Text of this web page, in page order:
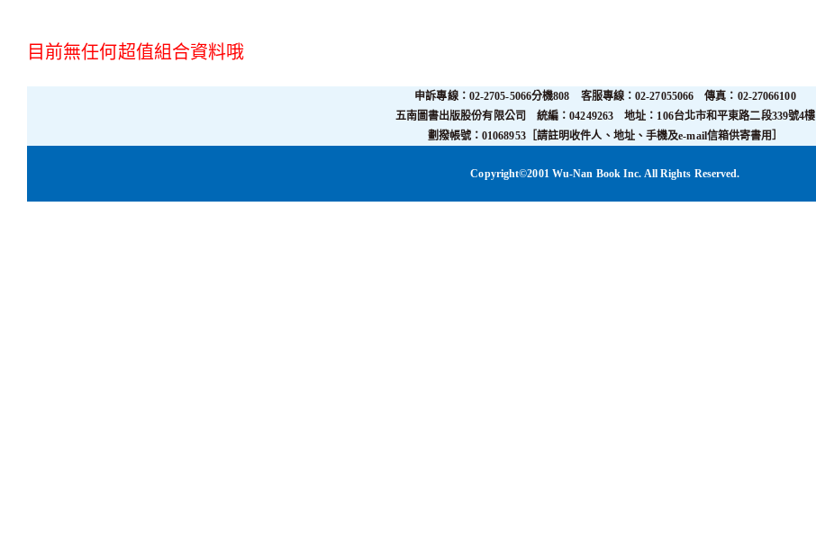
目前無任何超值組合資料哦
申訴專線：02-2705-5066分機808 客服專線：02-27055066 傳真：02-27066100
五南圖書出版股份有限公司 統編：04249263 地址：106台北市和平東路二段339號4樓
劃撥帳號：01068953［請註明收件人、地址、手機及e-mail信箱供寄書用］
Copyright©2001 Wu-Nan Book Inc. All Rights Reserved.